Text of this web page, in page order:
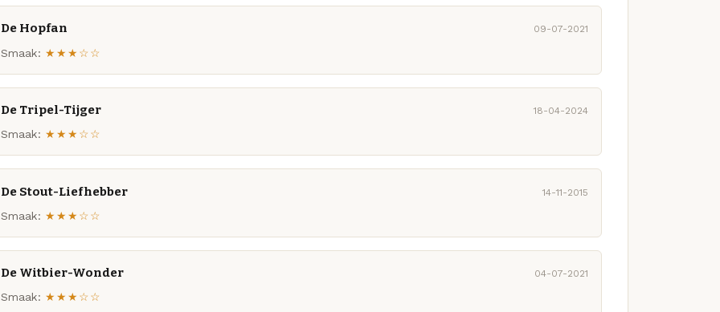
De Hopfan 09-07-2021
Smaak: ★★★☆☆
De Tripel-Tijger 18-04-2024
Smaak: ★★★☆☆
De Stout-Liefhebber 14-11-2015
Smaak: ★★★☆☆
De Witbier-Wonder 04-07-2021
Smaak: ★★★☆☆